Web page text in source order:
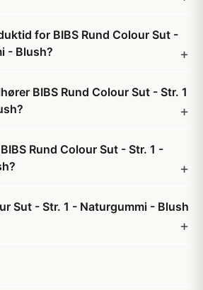
for BIBS Rund Colour Sut -
- Blush?
BIBS Rund Colour Sut - Str. 1
Rund Colour Sut - Str. 1 -
Sut - Str. 1 - Naturgummi - Blush